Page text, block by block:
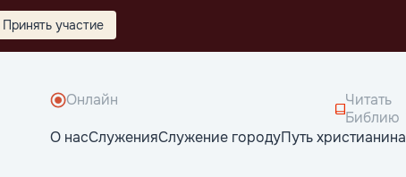
Принять участие
Онлайн
Читать
Библию
О насСлуженияСлужение городуПуть христианина